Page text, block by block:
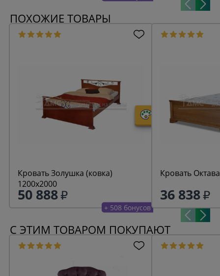
ПОХОЖИЕ ТОВАРЫ
Кровать Золушка (ковка)
1200х2000
50 888
+ 508 бонусов
Кровать
36 838
С ЭТИМ ТОВАРОМ ПОКУПАЮТ